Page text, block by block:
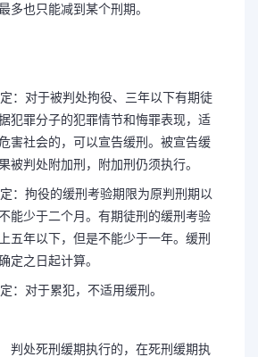
多也只能减到某个刑期。
：对于被判处拘役、三年以下有期徒
犯罪分子的犯罪情节和悔罪表现，适
害社会的，可以宣告缓刑。被宣告缓
被判处附加刑，附加刑仍须执行。
：拘役的缓刑考验期限为原判刑期以
能少于二个月。有期徒刑的缓刑考验
五年以下，但是不能少于一年。缓刑
定之日起计算。
：对于累犯，不适用缓刑。
判处死刑缓期执行的，在死刑缓期执